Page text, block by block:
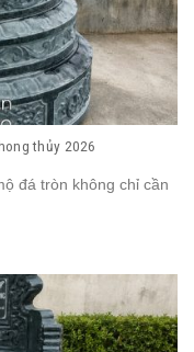
thủy 2026
đá tròn không chỉ cần